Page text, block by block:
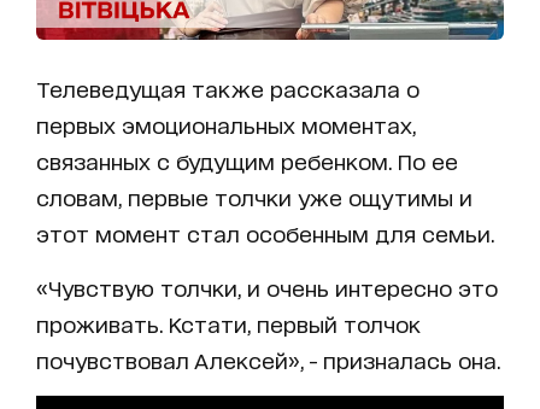
Телеведущая также рассказала о
первых эмоциональных моментах,
связанных с будущим ребенком. По ее
словам, первые толчки уже ощутимы и
этот момент стал особенным для семьи.
«Чувствую толчки, и очень интересно это
проживать. Кстати, первый толчок
почувствовал Алексей», - призналась она.